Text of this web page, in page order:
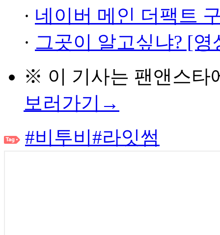
· 네이버 메인 더팩트
· 그곳이 알고싶냐? [
※ 이 기사는 팬앤스타
보러가기→
#비투비#라잇썸